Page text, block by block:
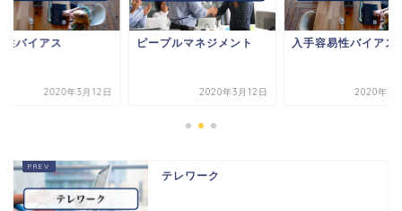
性バイアス
2020年3月12日
ピープルマネジメント
2020年3月12日
入手容易性バイアス
2020年3
テレワーク